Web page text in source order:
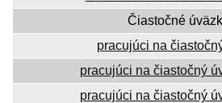
Čiastočné
pracujúci na
pracujúci na čiastočný
pracujúci na čiastočný